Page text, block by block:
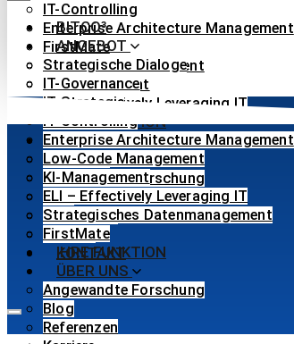
IT-Controlling
Enterprise Architecture Management
FirstMate
Low-Code Management
KI-Management
ELI – Effectively Leveraging IT
IHRE FUNKTION
ÜBER UNS
Übersicht
Angewandte Forschung
Blog
Referenzen
Karriere
KONTAKT
BITCO³
ANGEBOT
Strategische Dialoge
IT-Governance
IT-Strategie
IT-Controlling
Enterprise Architecture Management
Low-Code Management
KI-Management
ELI – Effectively Leveraging IT
Strategisches Datenmanagement
FirstMate
IHRE FUNKTION
ÜBER UNS
Angewandte Forschung
Blog
Referenzen